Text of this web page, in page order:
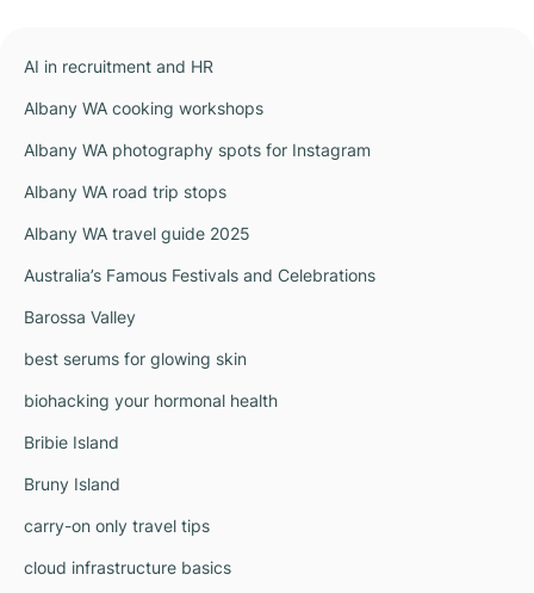
AI in recruitment and HR
Albany WA cooking workshops
Albany WA photography spots for Instagram
Albany WA road trip stops
Albany WA travel guide 2025
Australia’s Famous Festivals and Celebrations
Barossa Valley
best serums for glowing skin
biohacking your hormonal health
Bribie Island
Bruny Island
carry-on only travel tips
cloud infrastructure basics